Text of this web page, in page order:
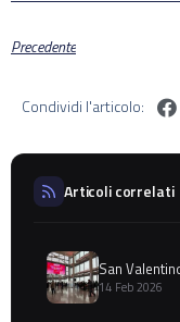
Precedente
Condividi l'articolo:
Articoli correlati
San
14 Feb 2026